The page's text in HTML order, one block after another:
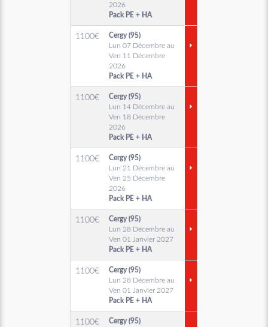
2026
Pack PE + HA
1100€
Cergy (95)
Lun 07 Décembre au
Ven 11 Décembre
2026
Pack PE + HA
1100€
Cergy (95)
Lun 14 Décembre au
Ven 18 Décembre
2026
Pack PE + HA
1100€
Cergy (95)
Lun 21 Décembre au
Ven 25 Décembre
2026
Pack PE + HA
1100€
Cergy (95)
Lun 28 Décembre au
Ven 01 Janvier 2027
Pack PE + HA
1100€
Cergy (95)
Lun 28 Décembre au
Ven 01 Janvier 2027
Pack PE + HA
1100€
Cergy (95)